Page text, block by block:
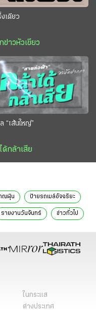
เดียว
ข่าวหัวเขียว
“เส้นใหญ่”
ด้กล้าเสีย
ณฝุ่น ป้ายรถเมล์อัจฉริยะ
รายงานวันจันทร์ ข่าวทั่วไป
ในกระแส
ต่างประเทศ